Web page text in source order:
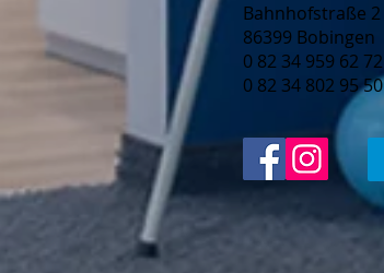
Bahnhofstraße 2
86399 Bobingen
0 82 34 959 62 72
0 82 34 802 95 50